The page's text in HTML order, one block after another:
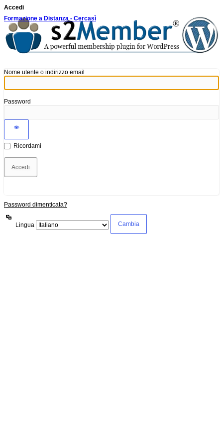
Accedi
Formazione a Distanza - Cercasì
Nome utente o indirizzo email
Password
Ricordami
Password dimenticata?
Lingua